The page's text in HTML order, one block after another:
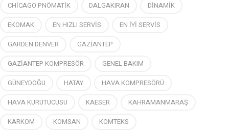
CHİCAGO PNÖMATİK
DALGAKIRAN
DİNAMİK
EKOMAK
EN HIZLI SERVİS
EN İYİ SERVİS
GARDEN DENVER
GAZİANTEP
GAZİANTEP KOMPRESÖR
GENEL BAKIM
GÜNEYDOĞU
HATAY
HAVA KOMPRESÖRÜ
HAVA KURUTUCUSU
KAESER
KAHRAMANMARAŞ
KARKOM
KOMSAN
KOMTEKS